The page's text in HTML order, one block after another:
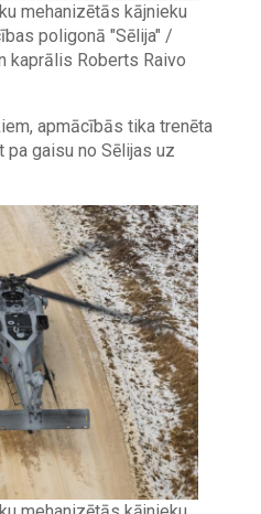
mehanizētās kājnieku
poligonā "Sēlija" /
kaprālis Roberts Raivo
apmācībās tika trenēta
pa gaisu no Sēlijas uz